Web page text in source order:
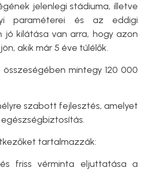
jelenlegi stádiuma, illetve
paraméterei és az eddigi
jó kilátása van arra, hogy azon
akik már 5 éve túlélők.
mintegy 120 000
szabott fejlesztés, amelyet
tartalmazzák:
friss vérminta eljuttatása a